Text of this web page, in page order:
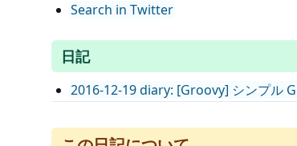
Search in Twitter
日記
2016-12-19 diary: [Groovy] シンプル